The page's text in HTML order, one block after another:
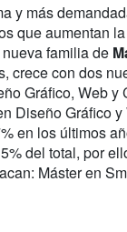
y más
que aumentan
familia de
crece con dos
Gráfico, Web
Diseño Gráfico
en los últimos
del total, por
Máster en